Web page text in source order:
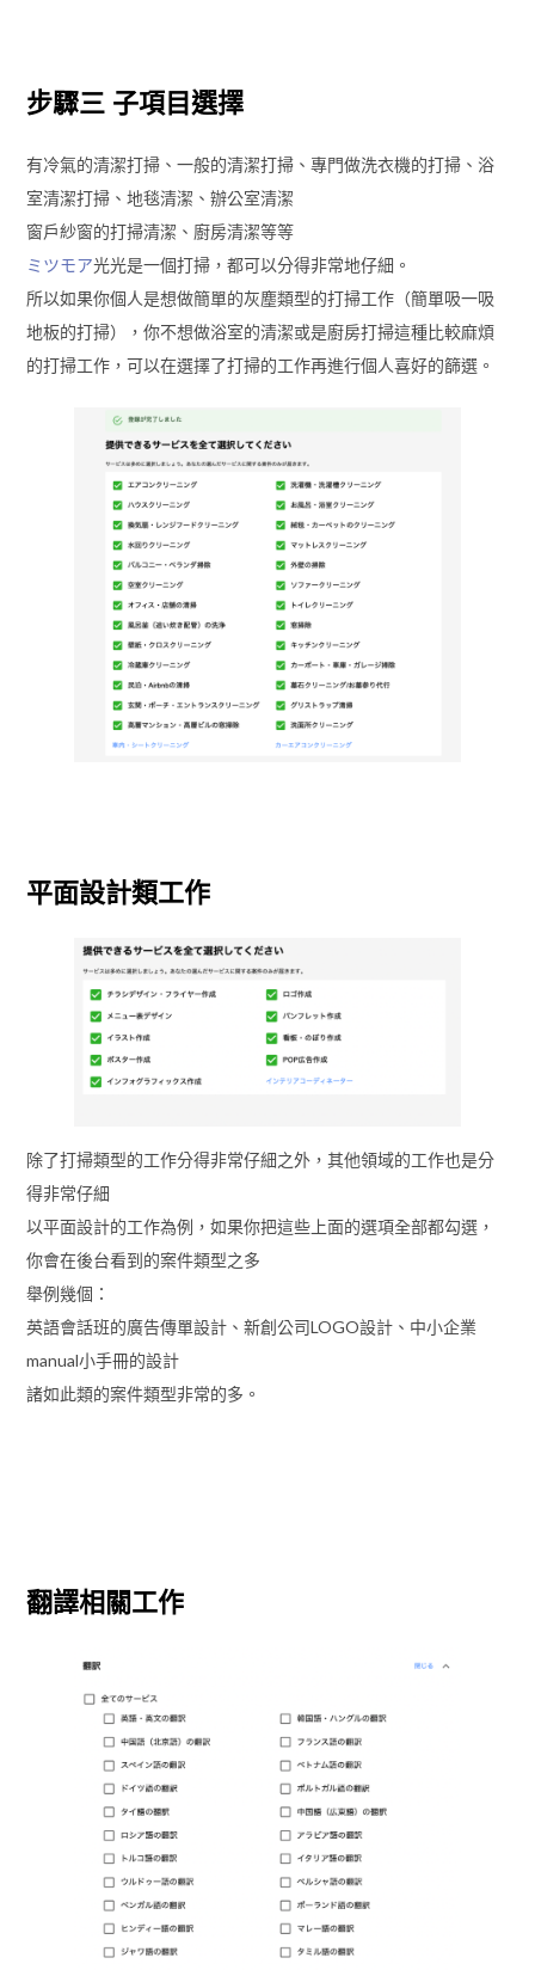
步驟三 子項目選擇
有冷氣的清潔打掃、一般的清潔打掃、專門做洗衣機的打掃、浴
室清潔打掃、地毯清潔、辦公室清潔
窗戶紗窗的打掃清潔、廚房清潔等等
ミツモア光光是一個打掃，都可以分得非常地仔細。
所以如果你個人是想做簡單的灰塵類型的打掃工作（簡單吸一吸
地板的打掃），你不想做浴室的清潔或是廚房打掃這種比較麻煩
的打掃工作，可以在選擇了打掃的工作再進行個人喜好的篩選。
平面設計類工作
除了打掃類型的工作分得非常仔細之外，其他領域的工作也是分
得非常仔細
以平面設計的工作為例，如果你把這些上面的選項全部都勾選，
你會在後台看到的案件類型之多
舉例幾個：
英語會話班的廣告傳單設計、新創公司LOGO設計、中小企業
manual小手冊的設計
諸如此類的案件類型非常的多。
翻譯相關工作